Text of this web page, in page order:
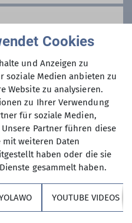
von
der
jeden
, aber auch an
in freier Natur
wochentags
Berufsleben
oder sonst über
können und
Verfassung sind.
Bergtouren
stehen
und
Cookies
und Anzeigen zu
soziale Medien anbieten zu
Website zu analysieren.
zu Ihrer Verwendung
für soziale Medien,
Partner führen diese
weiteren Daten
haben oder die sie
gesammelt haben.
YOUTUBE VIDEOS